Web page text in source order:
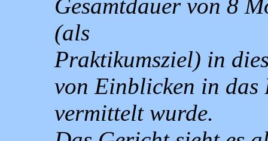
Gesamtdauer von 8
(als
Praktikumsziel) in
von Einblicken in das
vermittelt wurde.